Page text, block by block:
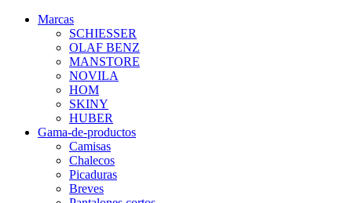
Marcas
SCHIESSER
OLAF BENZ
MANSTORE
NOVILA
HOM
SKINY
HUBER
Gama-de-productos
Camisas
Chalecos
Picaduras
Breves